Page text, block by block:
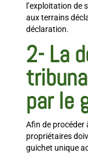
l’exploitation de
aux terrains
déclaration.
2-La
par le
Afin de procéder
propriétaires
guichet unique